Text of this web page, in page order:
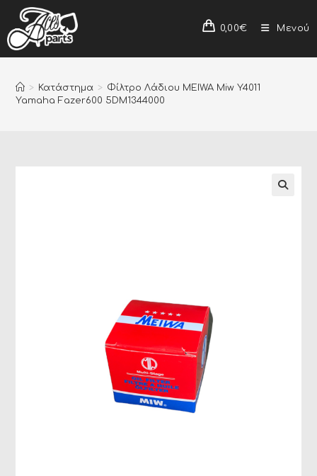
0,00€ Μενού
> Κατάστημα > Φίλτρο Λάδιου MEIWA Miw Y4011
Yamaha Fazer600 5DM1344000